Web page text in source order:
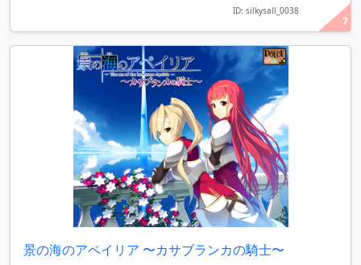
7
ID: silkysall_0038
景の海のアペイリア 〜カサブランカの騎士〜